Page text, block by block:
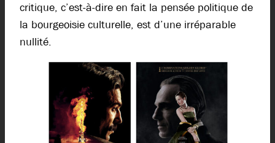
critique, c’est-à-dire en fait la pensée politique de
la bourgeoisie culturelle, est d’une irréparable
nullité.